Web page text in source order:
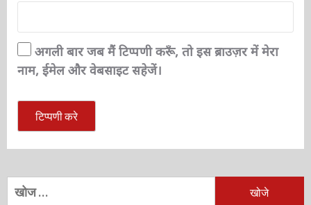
नाम, ईमेल और वेबसाइट सहेजें।